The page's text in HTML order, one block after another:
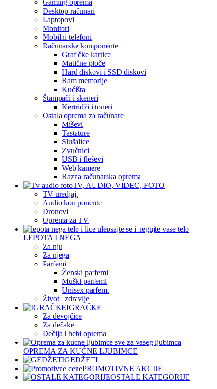
Gaming oprema
Desktop računari
Laptopovi
Monitori
Mobilni telefoni
Računarske komponente
Grafičke kartice
Matične ploče
Hard diskovi i SSD diskovi
Ram memorije
Kućišta
Štampači i skeneri
Kertridži i toneri
Ostala oprema za računare
Miševi
Tastature
Slušalice
Zvučnici
USB i fleševi
Web kamere
Razna računarska oprema
TV, AUDIO, VIDEO, FOTO
TV uredjaji
Audio komponente
Dronovi
Oprema za TV
LEPOTA I NEGA
Za nju
Za njega
Parfemi
Ženski parfemi
Muški parfemi
Unisex parfemi
Život i zdravlje
IGRAČKE
Za devojčice
Za dečake
Dečija i bebi oprema
OPREMA ZA KUĆNE LJUBIMCE
GEDŽETI
PROMOTIVNE AKCIJE
OSTALE KATEGORIJE